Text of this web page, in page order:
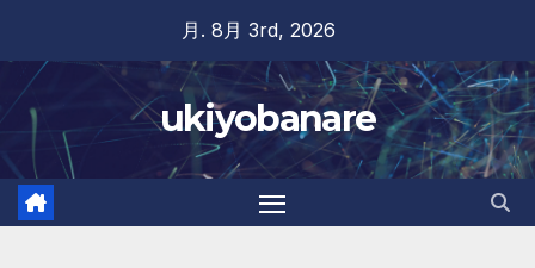
content
月. 8月 3rd, 2026
ukiyobanare